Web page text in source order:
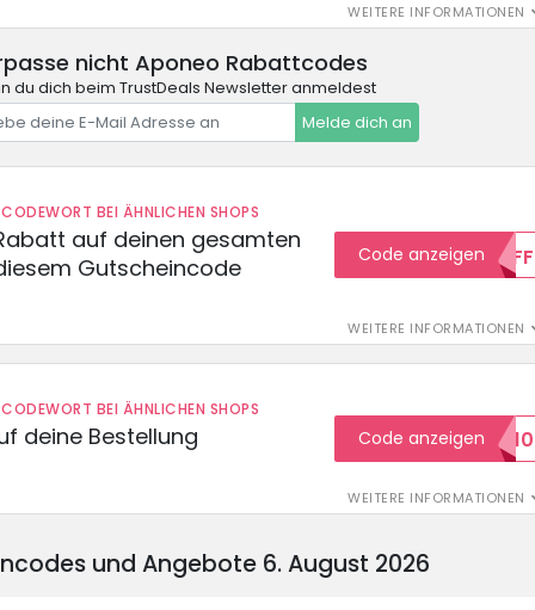
WEITERE INFORMATIONEN
nicht Aponeo Rabattcodes
du dich beim TrustDeals Newsletter anmeldest
Melde dich an
BEI ÄHNLICHEN SHOPS
auf deinen gesamten
Gutscheincode
WEITERE INFORMATIONEN
Code anzeigen15OFF
BEI ÄHNLICHEN SHOPS
deine Bestellung
WEITERE INFORMATIONEN
Code anzeigen
WILKOMMEN10
und Angebote 6. August 2026